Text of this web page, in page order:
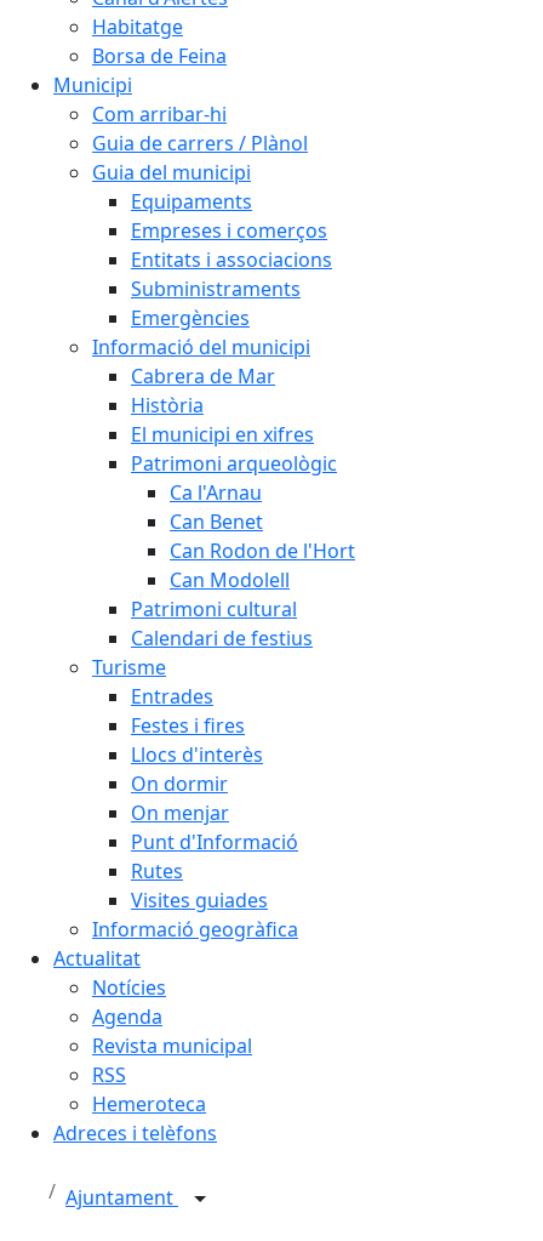
Habitatge
Borsa de Feina
Municipi
Com arribar-hi
Guia de carrers / Plànol
Guia del municipi
Equipaments
Empreses i comerços
Entitats i associacions
Subministraments
Emergències
Informació del municipi
Cabrera de Mar
Història
El municipi en xifres
Patrimoni arqueològic
Ca l'Arnau
Can Benet
Can Rodon de l'Hort
Can Modolell
Patrimoni cultural
Calendari de festius
Turisme
Entrades
Festes i fires
Llocs d'interès
On dormir
On menjar
Punt d'Informació
Rutes
Visites guiades
Informació geogràfica
Actualitat
Notícies
Agenda
Revista municipal
RSS
Hemeroteca
Adreces i telèfons
Ajuntament